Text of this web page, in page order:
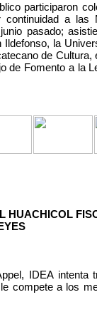
participaron
continuidad a las
pasado;
la
de Cultura,
de Fomento a la
HUACHICOL
IDEA intenta
compete a los